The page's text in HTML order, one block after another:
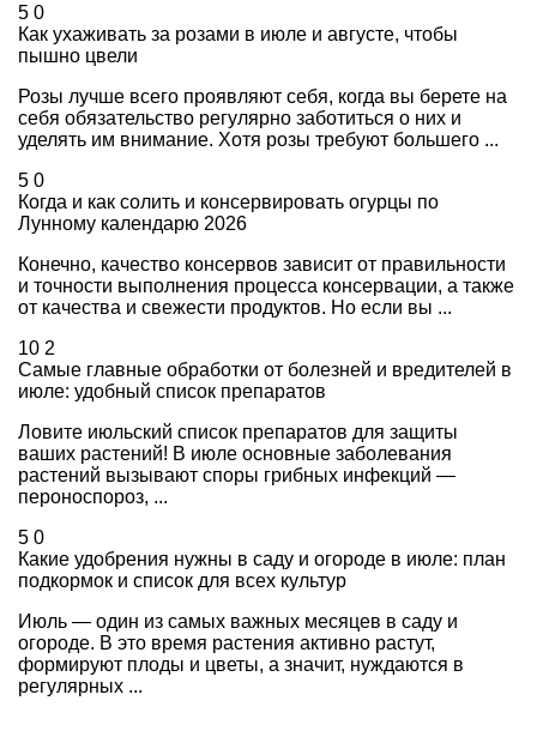
5 0
Как ухаживать за розами в июле и августе, чтобы
пышно цвели
Розы лучше всего проявляют себя, когда вы берете на
себя обязательство регулярно заботиться о них и
уделять им внимание. Хотя розы требуют большего ...
5 0
Когда и как солить и консервировать огурцы по
Лунному календарю 2026
Конечно, качество консервов зависит от правильности
и точности выполнения процесса консервации, а также
от качества и свежести продуктов. Но если вы ...
10 2
Самые главные обработки от болезней и вредителей в
июле: удобный список препаратов
Ловите июльский список препаратов для защиты
ваших растений! В июле основные заболевания
растений вызывают споры грибных инфекций —
пероноспороз, ...
5 0
Какие удобрения нужны в саду и огороде в июле: план
подкормок и список для всех культур
Июль — один из самых важных месяцев в саду и
огороде. В это время растения активно растут,
формируют плоды и цветы, а значит, нуждаются в
регулярных ...